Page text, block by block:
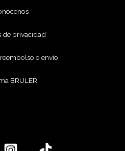
de privacidad
o envío
BRULER